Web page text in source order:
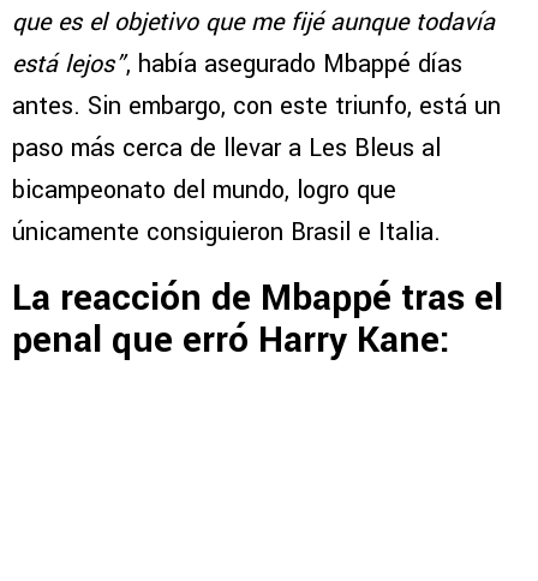
que es el objetivo que me fijé aunque todavía
está lejos”, había asegurado Mbappé días
antes. Sin embargo, con este triunfo, está un
paso más cerca de llevar a Les Bleus al
bicampeonato del mundo, logro que
únicamente consiguieron Brasil e Italia.
La reacción de Mbappé tras el
penal que erró Harry Kane: